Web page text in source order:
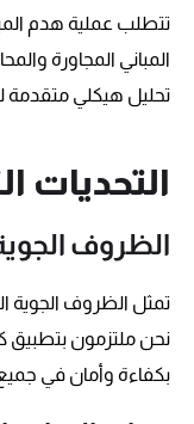
تتطلب عملية هدم
المباني المجاورة
تحليل هيكلي متقدمة
التحديات
الظروف
تمثل الظروف الجوية
نحن ملتزمون بتطبيق
بكفاءة وأمان في